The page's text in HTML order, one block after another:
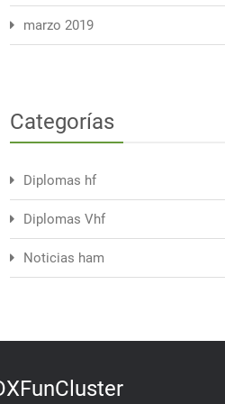
marzo 2019
Categorías
Diplomas hf
Diplomas Vhf
Noticias ham